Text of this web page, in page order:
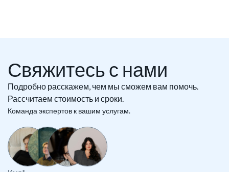
Свяжитесь с нами
Подробно расскажем, чем мы сможем вам помочь.
Рассчитаем стоимость и сроки.
Команда экспертов к вашим услугам.